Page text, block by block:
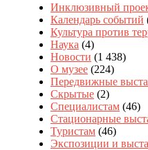
Инклюзивный
Календарь событий
Культура против
Наука (4)
Новости (1 438)
О музее (224)
Передвижные
Скрытые (2)
Специалистам (46)
Стационарные
Туристам (46)
Экспозиции и